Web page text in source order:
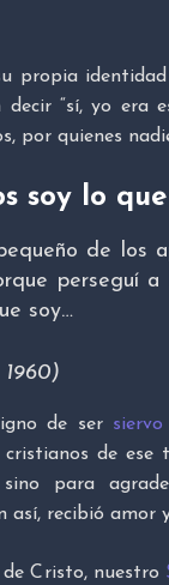
propia
decir “sí, yo era
por quienes
soy lo
de los
perseguí
soy…
1960)
de ser siervo
de
para
así, recibió
Cristo, nuestro